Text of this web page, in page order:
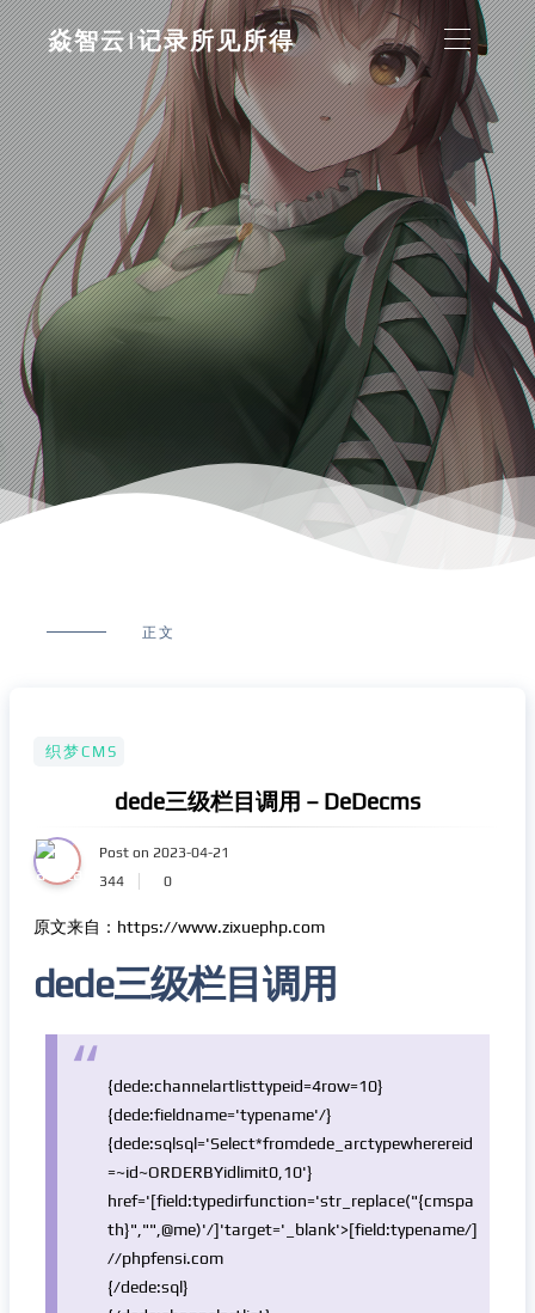
焱智云|记录所见所得
正文
织梦CMS
dede三级栏目调用 – DeDecms
Post on 2023-04-21
344
0
原文来自：https://www.zixuephp.com
dede三级栏目调用
{dede:channelartlisttypeid=4row=10}
{dede:fieldname='typename'/}
{dede:sqlsql='Select*fromdede_arctypewherereid
=~id~ORDERBYidlimit0,10'}
href='[field:typedirfunction='str_replace("{cmspa
th}" "" ,@me)'/]'target='_blank'>[field:typename/]
//phpfensi.com
{/dede:sql}